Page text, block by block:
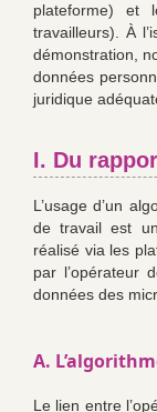
plateforme) et
travailleurs). À
démonstration,
données
juridique
I. Du
L’usage d’un
de travail est
réalisé via les
par l’opérateur
données des
A.
Le lien entre